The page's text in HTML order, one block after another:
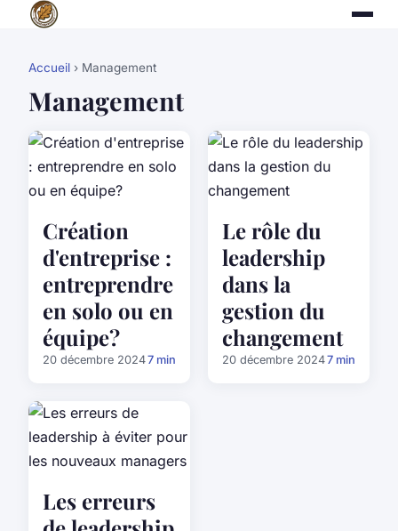
Accueil › Management
Management
Création
d'entreprise :
entreprendre
en solo ou en
équipe?
20 décembre 20247 min
Le rôle du
leadership
dans la
gestion du
changement
20 décembre 20247 min
Les erreurs